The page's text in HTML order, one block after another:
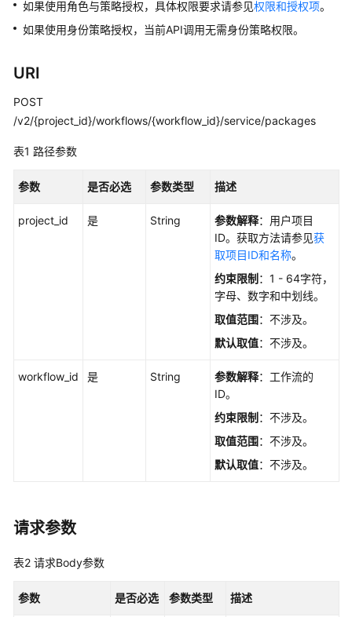
发
训
练
推
理
署
模
资
源
理
权
如果使用角色与策略授权，具体权限要求请参见权限和授权项。
如果使用身份策略授权，当前API调用无需身份策略权限。
URI
POST
/v2/{project_id}/workflows/{workflow_id}/service/packages
表1 路径参数
参数 是否必选 参数类型 描述
project_id 是 String 参数解释：用户项目
ID。获取方法请参见获
取项目ID和名称。
约束限制 ：1 - 64字符，
字母、数字和中划线。
取值范围：不涉及。
默认取值：不涉及。
workflow_id 是 String 参数解释：工作流的
ID。
约束限制 ：不涉及。
取值范围：不涉及。
默认取值：不涉及。
请求参数
表2 请求Body参数
参数 是否必选 参数类型 描述